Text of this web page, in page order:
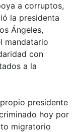
a corruptos,
la presidenta
Ángeles,
mandatario
con
a la
presidente
hoy por
migratorio